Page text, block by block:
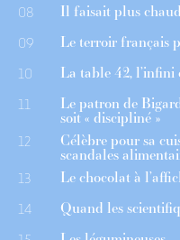
08 Il faisait plus
09 Le terroir français
10 La table 42, l’infini
11 Le patron de
soit « discipliné »
12 Célèbre pour sa
scandales
13 Le chocolat à
14 Quand les